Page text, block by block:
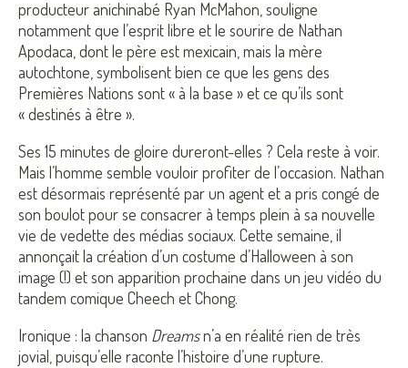
producteur anichinabé Ryan McMahon, souligne
notamment que l’esprit libre et le sourire de Nathan
Apodaca, dont le père est mexicain, mais la mère
autochtone, symbolisent bien ce que les gens des
Premières Nations sont « à la base » et ce qu’ils sont
« destinés à être ».
Ses 15 minutes de gloire dureront-elles ? Cela reste à voir.
Mais l’homme semble vouloir profiter de l’occasion. Nathan
est désormais représenté par un agent et a pris congé de
son boulot pour se consacrer à temps plein à sa nouvelle
vie de vedette des médias sociaux. Cette semaine, il
annonçait la création d’un costume d’Halloween à son
image (!) et son apparition prochaine dans un jeu vidéo du
tandem comique Cheech et Chong.
Ironique : la chanson Dreamsn’a en réalité rien de très
jovial, puisqu’elle raconte l’histoire d’une rupture.